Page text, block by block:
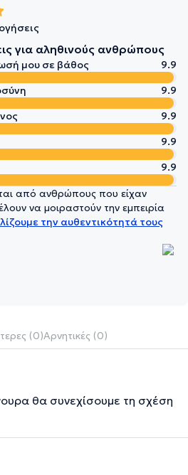
για αληθινούς ανθρώπους
μου σε βάθος
9.9
9.9
9.9
9.9
9.9
από ανθρώπους που είχαν
να μοιραστούν την εμπειρία
την αυθεντικότητά τους
(0)Αρνητικές (0)
θα συνεχίσουμε τη σχέση